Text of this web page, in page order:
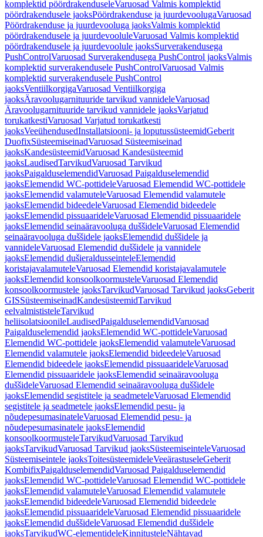
komplektid pöördrakenduseleVaruosad Valmis komplektid
pöördrakendusele jaoksPöördrakenduse ja juurdevoolugaVaruosad
Pöördrakenduse ja juurdevooluga jaoksValmis komplektid
pöördrakendusele ja juurdevooluleVaruosad Valmis komplektid
pöördrakendusele ja juurdevoolule jaoksSurverakendusega
PushControlVaruosad Surverakendusega PushControl jaoksValmis
komplektid surverakendusele PushControlVaruosad Valmis
komplektid surverakendusele PushControl
jaoksVentiilkorgigaVaruosad Ventiilkorgiga
jaoksÄravoolugarnituuride tarvikud vannideleVaruosad
Äravoolugarnituuride tarvikud vannidele jaoksVarjatud
torukatkestiVaruosad Varjatud torukatkesti
jaoksVeeühendusedInstallatsiooni- ja loputussüsteemidGeberit
DuofixSüsteemiseinadVaruosad Süsteemiseinad
jaoksKandesüsteemidVaruosad Kandesüsteemid
jaoksLaudisedTarvikudVaruosad Tarvikud
jaoksPaigalduselemendidVaruosad Paigalduselemendid
jaoksElemendid WC-pottideleVaruosad Elemendid WC-pottidele
jaoksElemendid valamuteleVaruosad Elemendid valamutele
jaoksElemendid bideedeleVaruosad Elemendid bideedele
jaoksElemendid pissuaarideleVaruosad Elemendid pissuaaridele
jaoksElemendid seinaäravooluga duššideleVaruosad Elemendid
seinaäravooluga duššidele jaoksElemendid duššidele ja
vannideleVaruosad Elemendid duššidele ja vannidele
jaoksElemendid dušieraldusseinteleElemendid
koristajavalamuteleVaruosad Elemendid koristajavalamutele
jaoksElemendid konsoolkoormusteleVaruosad Elemendid
konsoolkoormustele jaoksTarvikudVaruosad Tarvikud jaoksGeberit
GISSüsteemiseinadKandesüsteemidTarvikud
eelvalmististeleTarvikud
heliisolatsioonileLaudisedPaigalduselemendidVaruosad
Paigalduselemendid jaoksElemendid WC-pottideleVaruosad
Elemendid WC-pottidele jaoksElemendid valamuteleVaruosad
Elemendid valamutele jaoksElemendid bideedeleVaruosad
Elemendid bideedele jaoksElemendid pissuaarideleVaruosad
Elemendid pissuaaridele jaoksElemendid seinaäravooluga
duššideleVaruosad Elemendid seinaäravooluga duššidele
jaoksElemendid segistitele ja seadmeteleVaruosad Elemendid
segistitele ja seadmetele jaoksElemendid pesu- ja
nõudepesumasinateleVaruosad Elemendid pesu- ja
nõudepesumasinatele jaoksElemendid
konsoolkoormusteleTarvikudVaruosad Tarvikud
jaoksTarvikudVaruosad Tarvikud jaoksSüsteemiseinteleVaruosad
Süsteemiseintele jaoksToitesüsteemideleVeeärastuseleGeberit
KombifixPaigalduselemendidVaruosad Paigalduselemendid
jaoksElemendid WC-pottideleVaruosad Elemendid WC-pottidele
jaoksElemendid valamuteleVaruosad Elemendid valamutele
jaoksElemendid bideedeleVaruosad Elemendid bideedele
jaoksElemendid pissuaarideleVaruosad Elemendid pissuaaridele
jaoksElemendid duššideleVaruosad Elemendid duššidele
jaoksTarvikudWC-elementideleKinnitusteleNähtavad